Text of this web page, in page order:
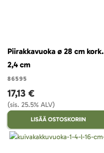
Piirakkavuoka ø 28 cm kork.
2,4 cm
86595
17,13 €
(sis. 25.5% ALV)
LISÄÄ OSTOSKORIIN